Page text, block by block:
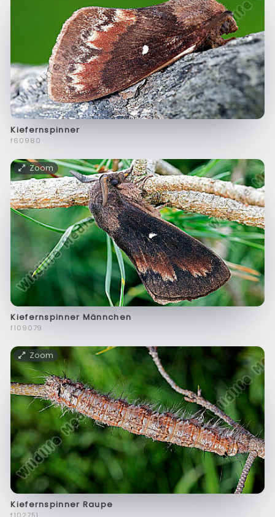
Kiefernspinner
f60980
Zoom
Kiefernspinner Männchen
f109079
Zoom
Kiefernspinner Raupe